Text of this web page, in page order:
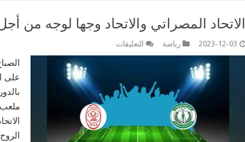
الاتحاد المصراتي والاتحاد وجها لوجه من
2023-12-03 رياضة التعليقات
لوجه
من
أجل
الفوز
مغلقة
على